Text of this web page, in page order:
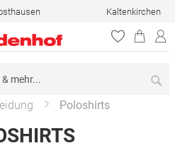
Kaltenkirchen
Poloshirts